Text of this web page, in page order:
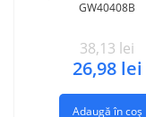
GW40408B
38,13 lei
26,98 lei
Adaugă în coș